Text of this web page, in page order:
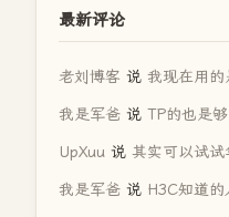
最新评论
老刘博客 说 我现在用
我是军爸 说 TP的也是
UpXuu 说 其实可以试
我是军爸 说 H3C知道